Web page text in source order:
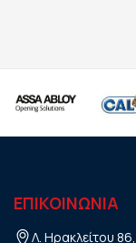
ΕΠΙΚΟΙΝΩΝΙΑ
Λ. Ηρακλείτου